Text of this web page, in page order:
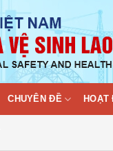
CHUYÊN ĐỀ HOẠT